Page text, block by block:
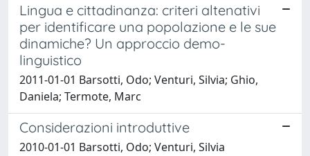
Lingua e cittadinanza: criteri altenativi
per identificare una popolazione e le sue
dinamiche? Un approccio demo-
linguistico
2011-01-01 Barsotti, Odo; Venturi, Silvia; Ghio,
Daniela; Termote, Marc
Considerazioni introduttive
2010-01-01 Barsotti, Odo; Venturi, Silvia